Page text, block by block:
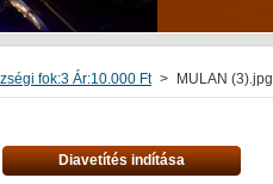
fok:3 Ár:10.000 Ft > MULAN (3).jpg
Diavetítés indítása